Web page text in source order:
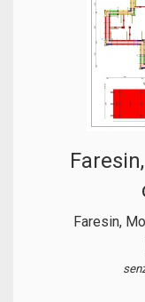
Faresin,